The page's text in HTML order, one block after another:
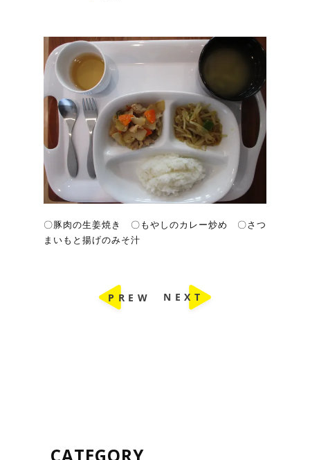
〇豚肉の生姜焼き 〇もやしのカレー炒め 〇さつ
まいもと揚げのみそ汁